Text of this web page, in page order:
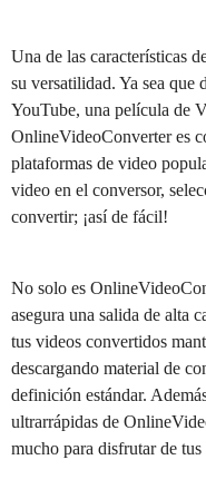
Una de las características
su versatilidad. Ya sea que
YouTube, una película de
OnlineVideoConverter es
plataformas de video
video en el conversor,
convertir; ¡así de fácil!
No solo es
asegura una salida de alta
tus videos convertidos
descargando material de
definición estándar.
ultrarrápidas de
mucho para disfrutar de